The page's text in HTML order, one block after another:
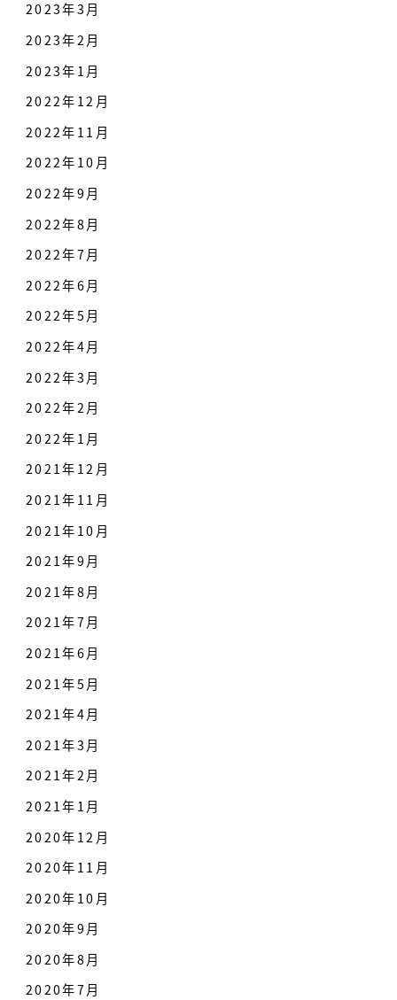
2023年3月
2023年2月
2023年1月
2022年12月
2022年11月
2022年10月
2022年9月
2022年8月
2022年7月
2022年6月
2022年5月
2022年4月
2022年3月
2022年2月
2022年1月
2021年12月
2021年11月
2021年10月
2021年9月
2021年8月
2021年7月
2021年6月
2021年5月
2021年4月
2021年3月
2021年2月
2021年1月
2020年12月
2020年11月
2020年10月
2020年9月
2020年8月
2020年7月